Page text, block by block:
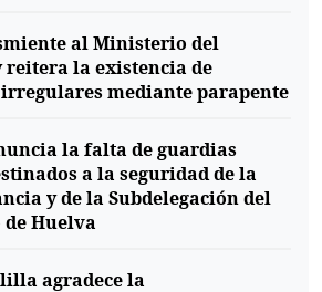
al Ministerio del
la existencia de
mediante parapente
la falta de guardias
a la seguridad de la
y de la Subdelegación del
Huelva
agradece la